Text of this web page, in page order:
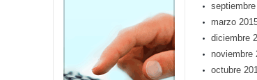
marzo
diciembre
noviembre
octubre